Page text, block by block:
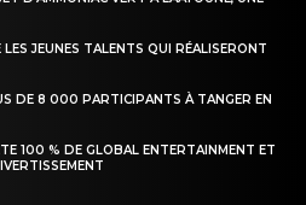
JEUNES TALENTS QUI RÉALISERONT
DE 8 000 PARTICIPANTS À TANGER EN
100 % DE GLOBAL ENTERTAINMENT ET